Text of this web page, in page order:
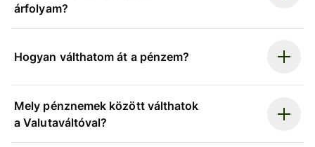
árfolyam?
Hogyan válthatom át a pénzem?
Mely pénznemek között válthatok
a Valutaváltóval?